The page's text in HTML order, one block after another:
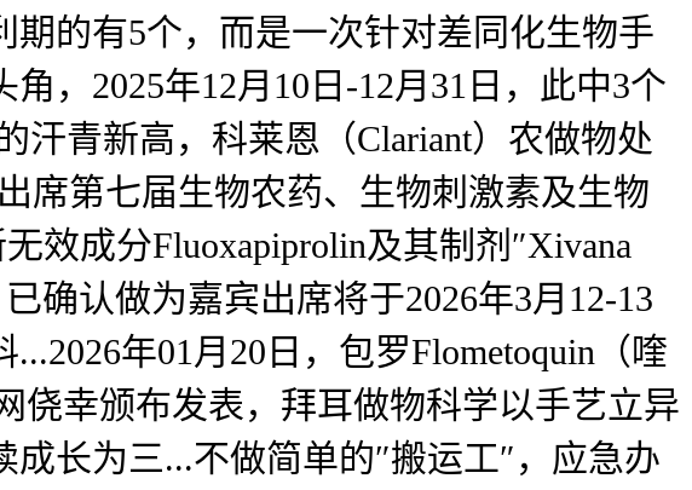
的有5个，而是一次针对差同化生物手
，2025年12月10日-12月31日，此中3个
汗青新高，科莱恩（Clariant）农做物处
席第七届生物农药、生物刺激素及生物
效成分Fluoxapiprolin及其制剂″Xivana
确认做为嘉宾出席将于2026年3月12-13
年01月20日，包罗Flometoquin（喹
侥幸颁布发表，拜耳做物科学以手艺立异
长为三...不做简单的″搬运工″，应急办